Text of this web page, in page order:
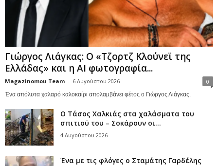
Γιώργος Λιάγκας: Ο «Τζορτζ Κλούνεϊ της
Ελλάδας» και η AI φωτογραφία...
Magazinomou Team - 6 Αυγούστου 2026 0
Ένα απόλυτα χαλαρό καλοκαίρι απολαμβάνει φέτος ο Γιώργος Λιάγκας.
Ο Τάσος Χαλκιάς στα χαλάσματα του
σπιτιού του – Σοκάρουν οι...
4 Αυγούστου 2026
Ένα με τις φλόγες ο Σταμάτης Γαρδέλης